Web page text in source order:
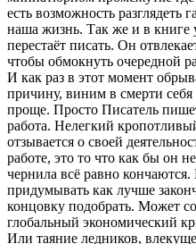
есть возможность разглядеть
наша жизнь. Так же и в книге
перестаёт писать. Он
чтобы обмокнуть очередной
И как раз в этот момент
причину, виним в смерти себя
проще. Просто Писатель
работа. Нелегкий
отзывается о своей
работе, это то что как бы он
чернила всё равно
придумывать как лучше
концовку подобрать. Может
глобальный экономический
Или таяние ледников,